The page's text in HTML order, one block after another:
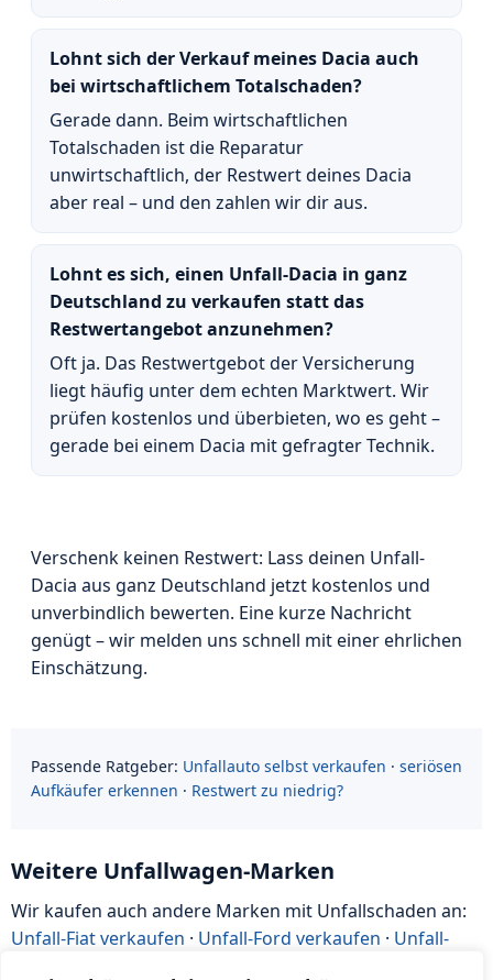
Lohnt sich der Verkauf meines Dacia auch
bei wirtschaftlichem Totalschaden?
Gerade dann. Beim wirtschaftlichen
Totalschaden ist die Reparatur
unwirtschaftlich, der Restwert deines Dacia
aber real – und den zahlen wir dir aus.
Lohnt es sich, einen Unfall-Dacia in ganz
Deutschland zu verkaufen statt das
Restwertangebot anzunehmen?
Oft ja. Das Restwertgebot der Versicherung
liegt häufig unter dem echten Marktwert. Wir
prüfen kostenlos und überbieten, wo es geht –
gerade bei einem Dacia mit gefragter Technik.
Verschenk keinen Restwert: Lass deinen Unfall-
Dacia aus ganz Deutschland jetzt kostenlos und
unverbindlich bewerten. Eine kurze Nachricht
genügt – wir melden uns schnell mit einer ehrlichen
Einschätzung.
Passende Ratgeber: Unfallauto selbst verkaufen · seriösen
Aufkäufer erkennen · Restwert zu niedrig?
Weitere Unfallwagen-Marken
Wir kaufen auch andere Marken mit Unfallschaden an:
Unfall-Fiat verkaufen · Unfall-Ford verkaufen · Unfall-